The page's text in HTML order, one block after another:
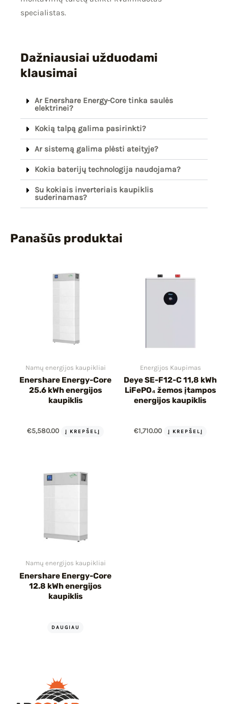
specialistas.
Dažniausiai užduodami
klausimai
Ar Enershare Energy-Core tinka saulės
elektrinei?
Kokią talpą galima pasirinkti?
Ar sistemą galima plėsti ateityje?
Kokia baterijų technologija naudojama?
Su kokiais inverteriais kaupiklis
suderinamas?
Panašūs produktai
Namų energijos kaupikliai
Enershare Energy-Core
25.6 kWh energijos
kaupiklis
€5,580.00 Į KREPŠELĮ
Energijos Kaupimas
Deye SE-F12-C 11,8 kWh
LiFePO₄ žemos įtampos
energijos kaupiklis
€1,710.00 Į KREPŠELĮ
Namų energijos kaupikliai
Enershare Energy-Core
12.8 kWh energijos
kaupiklis
DAUGIAU